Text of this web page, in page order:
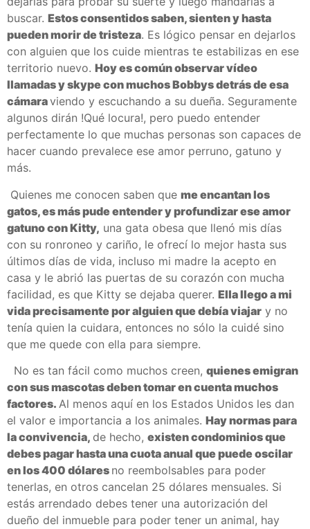
buscar. Estos consentidos saben, sienten y hasta
pueden morir de tristeza. Es lógico pensar en dejarlos
con alguien que los cuide mientras te estabilizas en ese
territorio nuevo. Hoy es común observar vídeo
llamadas y skype con muchos Bobbys detrás de esa
cámaraviendo y escuchando a su dueña. Seguramente
algunos dirán !Qué locura!, pero puedo entender
perfectamente lo que muchas personas son capaces de
hacer cuando prevalece ese amor perruno, gatuno y
más.
Quienes me conocen saben que me encantan los
gatos, es más pude entender y profundizar ese amor
gatuno con Kitty, una gata obesa que llenó mis días
con su ronroneo y cariño, le ofrecí lo mejor hasta sus
últimos días de vida, incluso mi madre la acepto en
casa y le abrió las puertas de su corazón con mucha
facilidad, es que Kitty se dejaba querer. Ella llego a mi
vida precisamente por alguien que debía viajar y no
tenía quien la cuidara, entonces no sólo la cuidé sino
que me quede con ella para siempre.
No es tan fácil como muchos creen, quienes emigran
con sus mascotas deben tomar en cuenta muchos
factores. Al menos aquí en los Estados Unidos les dan
el valor e importancia a los animales. Hay normas para
la convivencia, de hecho, existen condominios que
debes pagar hasta una cuota anual que puede oscilar
en los 400 dólares no reembolsables para poder
tenerlas, en otros cancelan 25 dólares mensuales. Si
estás arrendado debes tener una autorización del
dueño del inmueble para poder tener un animal, hay